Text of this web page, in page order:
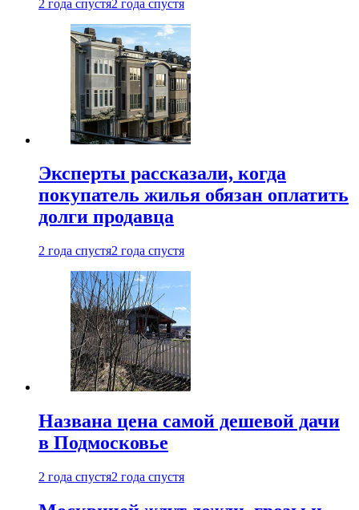
2 года спустя2 года спустя
Эксперты рассказали, когда
покупатель жилья обязан оплатить
долги продавца
2 года спустя2 года спустя
Названа цена самой дешевой дачи
в Подмосковье
2 года спустя2 года спустя